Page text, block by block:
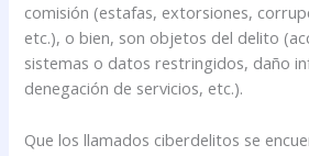
comisión (estafas, extorsiones,
etc.), o bien, son objetos del delito
sistemas o datos restringidos, daño
denegación de servicios, etc.).
Que los llamados ciberdelitos se